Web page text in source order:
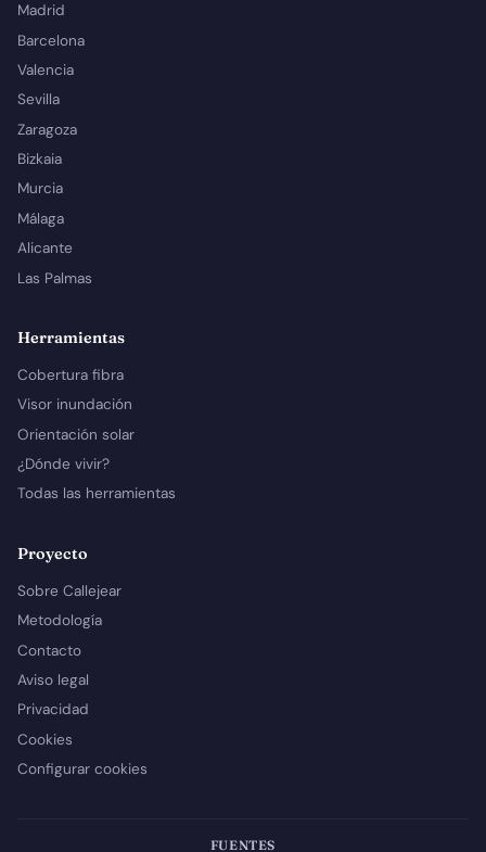
Madrid
Barcelona
Valencia
Sevilla
Zaragoza
Bizkaia
Murcia
Málaga
Alicante
Las Palmas
Herramientas
Cobertura fibra
Visor inundación
Orientación solar
¿Dónde vivir?
Todas las herramientas
Proyecto
Sobre Callejear
Metodología
Contacto
Aviso legal
Privacidad
Cookies
Configurar cookies
FUENTES